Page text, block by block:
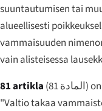
suuntautumisen tai
alueellisesti
vammaisuuden
vain alisteisessa
81 artikla ( المادة 81)
"Valtio takaa